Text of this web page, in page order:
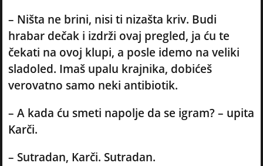
– Ništa ne brini, nisi ti nizašta kriv. Budi
hrabar dečak i izdrži ovaj pregled, ja ću te
čekati na ovoj klupi, a posle idemo na veliki
sladoled. Imaš upalu krajnika, dobićeš
verovatno samo neki antibiotik.
– A kada ću smeti napolje da se igram? – upita
Karči.
– Sutradan, Karči. Sutradan.